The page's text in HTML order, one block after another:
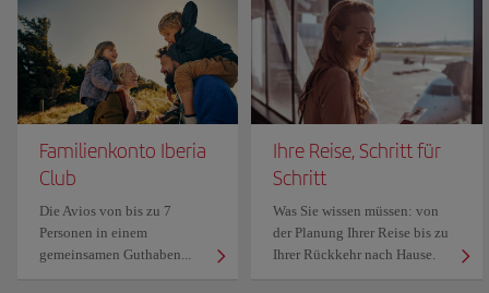
Familienkonto Iberia
Club
Die Avios von bis zu 7
Personen in einem
gemeinsamen Guthaben...
Ihre Reise, Schritt für
Schritt
Was Sie wissen müssen: von
der Planung Ihrer Reise bis zu
Ihrer Rückkehr nach Hause.